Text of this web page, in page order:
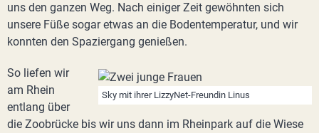
uns den ganzen Weg. Nach einiger Zeit gewöhnten sich
unsere Füße sogar etwas an die Bodentemperatur, und wir
konnten den Spaziergang genießen.
Sky mit ihrer LizzyNet-Freundin Linus
So liefen wir
am Rhein
entlang über
die Zoobrücke bis wir uns dann im Rheinpark auf die Wiese